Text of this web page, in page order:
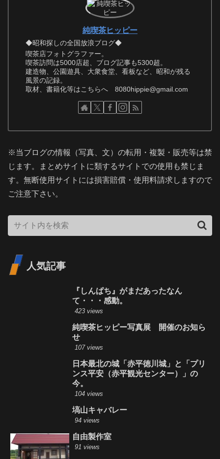
純喫茶ヒッピー
◆昭和探しの全国放浪ブログ◆
喫茶店フォトグラファー。
喫茶訪問は5000店超、ブログ記事も5300超。
建造物、公園遊具、大衆食堂、看板など、昭和が残る
風景の記録。
取材、書籍化等はこちらへ 8080hippie@gmail.com
※当ブログの情報（写真、文）の転用・複製・販売等は禁
じます。まとめサイトに類するサイトでの使用も禁じま
す。無断使用サイトには損害賠償・使用料請求しますので
ご注意下さい。
人気記事
『しんぱち』がまだあったなん
て・・・感動。
423 views
純喫茶ヒッピー写真展 開催のお知ら
せ
107 views
日本最北の城「赤平徳川城」と「プリ
ンス平安（赤平観光センター）」の
今。
104 views
塙山キャバレー
94 views
自由製作室
91 views